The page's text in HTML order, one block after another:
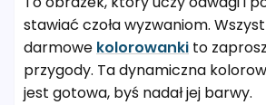
stawiać czoła wyzwaniom.
darmowe kolorowanki to
przygody. Ta dynamiczna
jest gotowa, byś nadał jej barwy.